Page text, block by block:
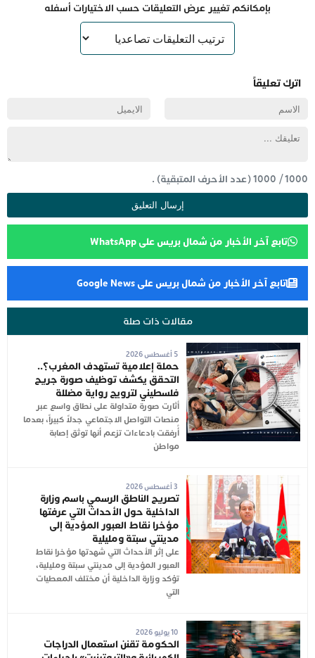
بإمكانكم تغيير عرض التعليقات حسب الاختيارات أسفله
اترك تعليقاً
1000
/
1000(عدد الأحرف المتبقية) .
تابع آخر الأخبار من شمال بريس على WhatsApp
تابع آخر الأخبار من شمال بريس على Google News
مقالات ذات صلة
5 أغسطس 2026
حملة إعلامية تستهدف المغرب؟..
التحقق يكشف توظيف صورة جريح
فلسطيني لترويج رواية مضللة
أثارت صورة متداولة على نطاق واسع عبر
منصات التواصل الاجتماعي جدلاً كبيراً، بعدما
أُرفقت بادعاءات تزعم أنها توثق إصابة
مواطن
تصريح الناطق الرسمي باسم وزارة
الداخلية حول الأحداث التي عرفتها
مؤخرا نقاط العبور المؤدية إلى
مدينتي سبتة ومليلية
على إثر الأحداث التي شهدتها مؤخرا نقاط
العبور المؤدية إلى مدينتي سبتة ومليلية،
تؤكد وزارة الداخلية أن مختلف المعطيات
التي
10 يوليو 2026
الحكومة تقنن استعمال الدراجات